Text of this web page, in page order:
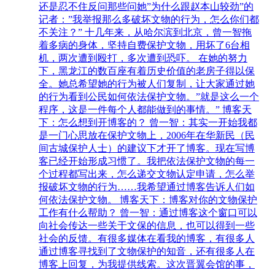
还是忍不住反问那些问她”为什么跟赵本山较劲”的
记者：”我举报那么多破坏文物的行为，怎么你们都
不关注？” 十几年来，从哈尔滨到北京，曾一智拖
着多病的身体，坚持自费保护文物，用坏了6台相
机，两次遭到殴打，多次遭到恐吓。 在她的努力
下，黑龙江的数百座有着历史价值的老房子得以保
全。她总希望她的行为被人们复制，让大家通过她
的行为看到公民如何依法保护文物。”就是这么一个
程序，这是一件每个人都能做到的事情。” 博客天
下：怎么想到开博客的？ 曾一智：其实一开始我都
是一门心思放在保护文物上，2006年在华新民（民
间古城保护人士）的建议下才开了博客。现在写博
客已经开始形成习惯了。我把依法保护文物的每一
个过程都写出来，怎么递交文物认定申请，怎么举
报破坏文物的行为……我希望通过博客告诉人们如
何依法保护文物。 博客天下：博客对你的文物保护
工作有什么帮助？ 曾一智：通过博客这个窗口可以
向社会传达一些关于文保的信息，也可以得到一些
社会的反馈。有很多媒体在看我的博客，有很多人
通过博客寻找到了文物保护的知音，还有很多人在
博客上回复，为我提供线索。这次晋翼会馆的事，